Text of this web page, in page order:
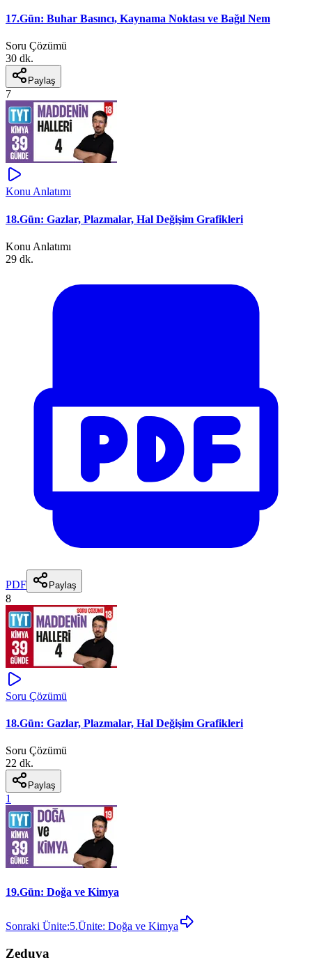
17.Gün: Buhar Basıncı, Kaynama Noktası ve Bağıl Nem
Soru Çözümü
30 dk.
Paylaş
7
Konu Anlatımı
18.Gün: Gazlar, Plazmalar, Hal Değişim Grafikleri
Konu Anlatımı
29 dk.
PDF Paylaş
8
Soru Çözümü
18.Gün: Gazlar, Plazmalar, Hal Değişim Grafikleri
Soru Çözümü
22 dk.
Paylaş
1
19.Gün: Doğa ve Kimya
Sonraki Ünite:5.Ünite: Doğa ve Kimya
Zeduva